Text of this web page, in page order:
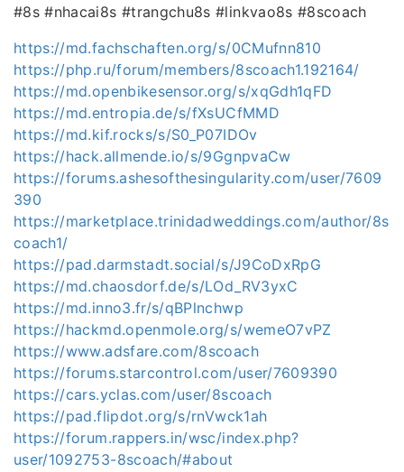
#8s #nhacai8s #trangchu8s #linkvao8s #8scoach
https://md.fachschaften.org/s/0CMufnn810
https://php.ru/forum/members/8scoach1.192164/
https://md.openbikesensor.org/s/xqGdh1qFD
https://md.entropia.de/s/fXsUCfMMD
https://md.kif.rocks/s/S0_P07IDOv
https://hack.allmende.io/s/9GgnpvaCw
https://forums.ashesofthesingularity.com/user/7609
390
https://marketplace.trinidadweddings.com/author/8s
coach1/
https://pad.darmstadt.social/s/J9CoDxRpG
https://md.chaosdorf.de/s/LOd_RV3yxC
https://md.inno3.fr/s/qBPlnchwp
https://hackmd.openmole.org/s/wemeO7vPZ
https://www.adsfare.com/8scoach
https://forums.starcontrol.com/user/7609390
https://cars.yclas.com/user/8scoach
https://pad.flipdot.org/s/rnVwck1ah
https://forum.rappers.in/wsc/index.php?
user/1092753-8scoach/#about